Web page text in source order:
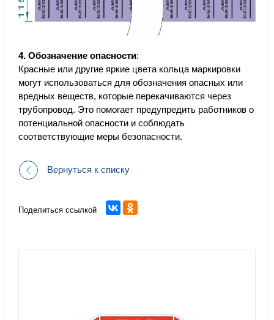
4. Обозначение опасности:
Красные или другие яркие цвета кольца маркировки
могут использоваться для обозначения опасных или
вредных веществ, которые перекачиваются через
трубопровод. Это помогает предупредить работников о
потенциальной опасности и соблюдать
соответствующие меры безопасности.
Вернуться к списку
Поделиться ссылкой